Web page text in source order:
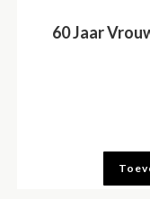
60 Jaar